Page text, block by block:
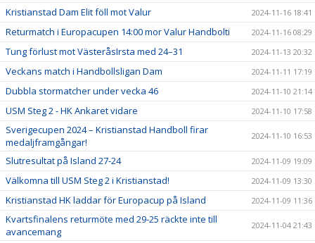
Kristianstad Dam Elit föll mot Valur 2024-11-16 18:41
Returmatch i Europacupen 14:00 mor Valur Handbolti 2024-11-16 08:29
Tung förlust mot VästeråsIrsta med 24–31 2024-11-13 20:32
Veckans match i Handbollsligan Dam 2024-11-11 17:19
Dubbla stormatcher under vecka 46 2024-11-10 21:14
USM Steg 2 - HK Ankaret vidare 2024-11-10 17:58
Sverigecupen 2024 – Kristianstad Handboll firar
medaljframgångar!
2024-11-10 16:53
Slutresultat på Island 27-24 2024-11-09 19:09
Välkomna till USM Steg 2 i Kristianstad! 2024-11-09 13:30
Kristianstad HK laddar för Europacup på Island 2024-11-09 11:36
Kvartsfinalens returmöte med 29-25 räckte inte till
avancemang
2024-11-04 21:43